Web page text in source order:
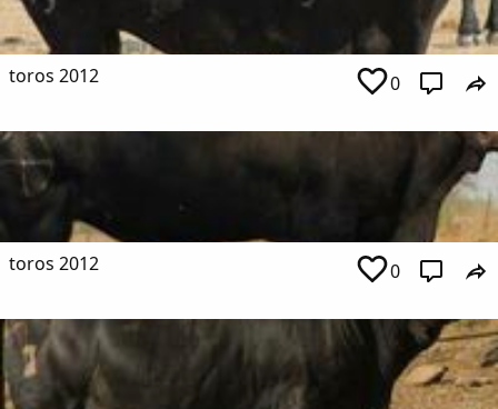
toros 2012 0
toros 2012 0